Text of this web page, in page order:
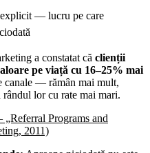
— lucru pe care
a constatat că clienții
pe viață cu 16–25% mai
canale — rămân mai mult,
lor cu rate mai mari.
Programs and
2011)